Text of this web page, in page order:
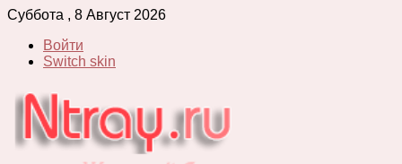
Суббота , 8 Август 2026
Войти
Switch skin